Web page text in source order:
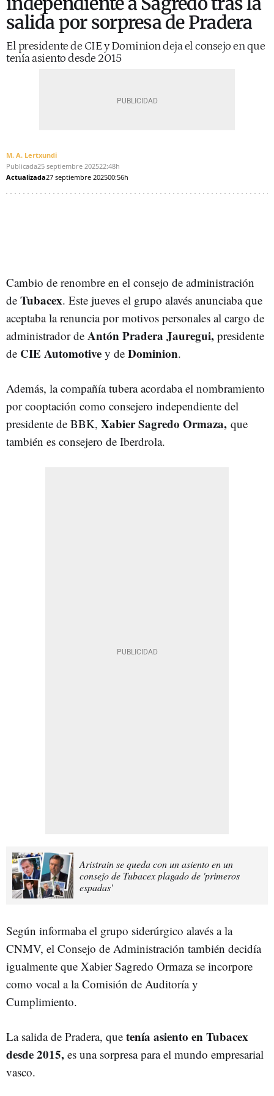
salida por sorpresa de Pradera
El presidente de CIE y Dominion deja el consejo en que
tenía asiento desde 2015
M. A. Lertxundi
Publicada25 septiembre 202522:48h
Actualizada27 septiembre 202500:56h
Cambio de renombre en el consejo de administración
de Tubacex. Este jueves el grupo alavés anunciaba que
aceptaba la renuncia por motivos personales al cargo de
administrador de Antón Pradera Jauregui, presidente
de CIE Automotive y de Dominion.
Además, la compañía tubera acordaba el nombramiento
por cooptación como consejero independiente del
presidente de BBK, Xabier Sagredo Ormaza, que
también es consejero de Iberdrola.
Aristrain se queda con un asiento en un
consejo de Tubacex plagado de 'primeros
espadas'
Según informaba el grupo siderúrgico alavés a la
CNMV, el Consejo de Administración también decidía
igualmente que Xabier Sagredo Ormaza se incorpore
como vocal a la Comisión de Auditoría y
Cumplimiento.
La salida de Pradera, que tenía asiento en Tubacex
desde 2015, es una sorpresa para el mundo empresarial
vasco.